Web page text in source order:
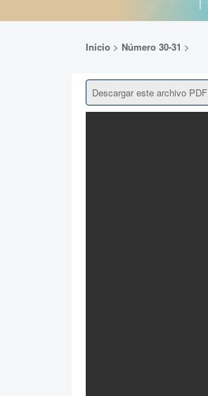
Inicio > Número 30-31 >
Descargar este archivo PDF